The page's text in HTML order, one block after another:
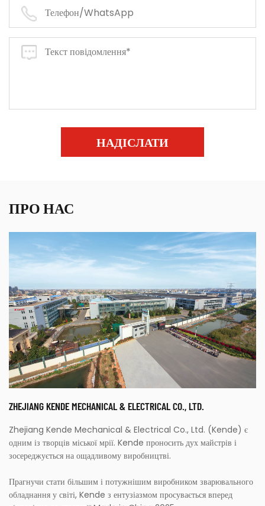
НАДІСЛАТИ
ПРО НАС
ZHEJIANG KENDE MECHANICAL & ELECTRICAL CO., LTD.
Zhejiang Kende Mechanical & Electrical Co., Ltd. (Kende) є
одним із творців міської мрії. Kende проносить дух майстрів і
зосереджується на ощадливому виробництві.
Прагнучи стати більшим і потужнішим виробником зварювального
обладнання у світі, Kende з ентузіазмом просувається вперед